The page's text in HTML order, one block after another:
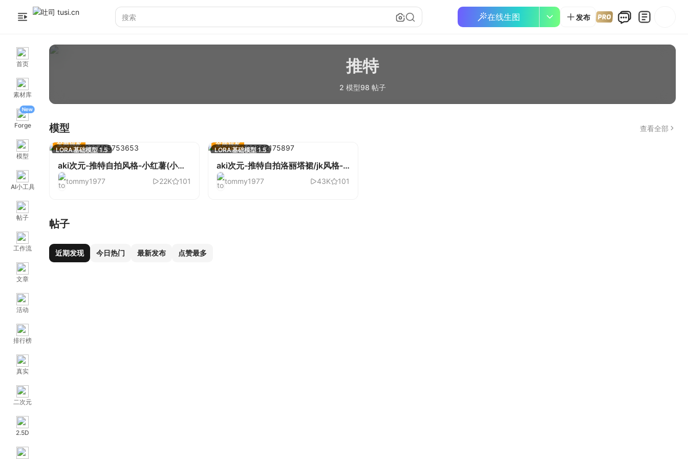
在线生图 发布
首页
素材库
New
Forge
模型
AI小工具
帖子
工作流
文章
活动
排行榜
真实
二次元
2.5D
推特
2 模型98 帖子
模型 查看全部
LORA基础模型 1.5
全网独家
aki次元-推特自拍风格-小红薯(小红
书)-3.0
tommy1977 22K 101
LORA基础模型 1.5
全网独家
aki次元-推特自拍洛丽塔裙/jk风格-
小红薯(小红书)- 3.0
tommy1977 43K 101
帖子
近期发现 今日热门 最新发布 点赞最多